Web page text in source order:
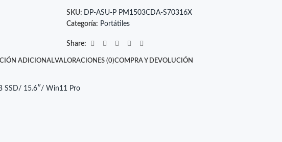
SKU: DP-ASU-P PM1503CDA-S70316X
Categoría: Portátiles
Share:
ADICIONALVALORACIONES (0)COMPRA Y DEVOLUCIÓN
SSD/ 15.6″/ Win11 Pro